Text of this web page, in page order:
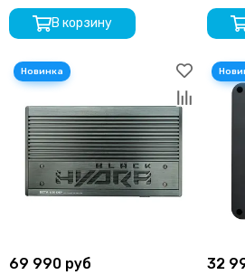
В корзину
69 990 руб 32